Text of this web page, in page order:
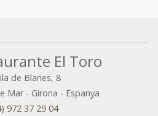
El Toro
de Blanes, 8
Mar- Girona - Espanya
972 37 29 04